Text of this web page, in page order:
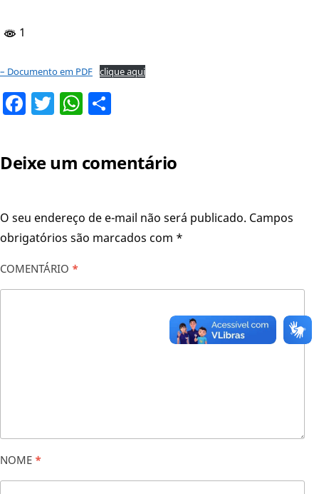
1
– Documento em PDF clique aqui
Facebook
TwitterWhatsApp
Deixe um comentário
O seu endereço de e-mail não será publicado. Campos
obrigatórios são marcados com *
COMENTÁRIO *
NOME *